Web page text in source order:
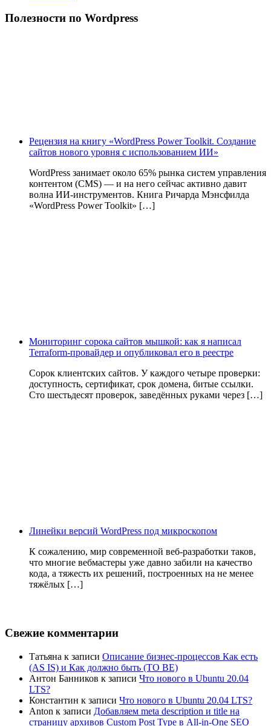
Полезности по Wordpress
Рецензия на книгу «WordPress Power Toolkit. Создание
сайтов нового уровня с использованием ИИ»
WordPress занимает около 65% рынка систем управления
контентом (CMS) — и на него сейчас активно давит
волна ИИ‑инструментов. Книга Ричарда Мэнсфилда
«WordPress Power Toolkit» […]
Мониторинг сорока сайтов мышкой: как я написал
Terraform-провайдер и опубликовал его в реестре
Сорок клиентских сайтов. У каждого четыре проверки:
доступность, сертификат, срок домена, битые ссылки.
Сто шестьдесят проверок, заведённых руками через […]
Линейки версий WordPress под микроскопом
К сожалению, мир современной веб-разработки таков,
что многие вебмастеры уже давно забили на качество
кода, а тяжесть их решений, построенных на не менее
тяжёлых […]
Свежие комментарии
Татьяна к записи Описание бизнес-процессов Как есть
(AS IS) и Как должно быть (TO BE)
Антон Банников к записи Что нового в Ubuntu 20.04
LTS?
Константин к записи Что нового в Ubuntu 20.04 LTS?
Anton к записи Добавляем meta description и title на
страницу архивов Custom Post Type в All-in-One SEO